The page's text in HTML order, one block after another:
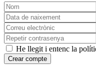
He llegit i entenc la
Crear compte